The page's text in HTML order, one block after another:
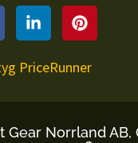
Gear Norrland AB,